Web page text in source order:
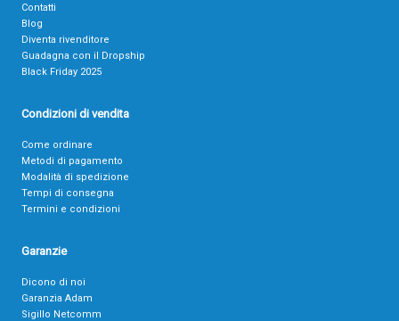
Contatti
Blog
Diventa rivenditore
Guadagna con il Dropship
Black Friday 2025
Condizioni di vendita
Come ordinare
Metodi di pagamento
Modalità di spedizione
Tempi di consegna
Termini e condizioni
Garanzie
Dicono di noi
Garanzia Adam
Sigillo Netcomm